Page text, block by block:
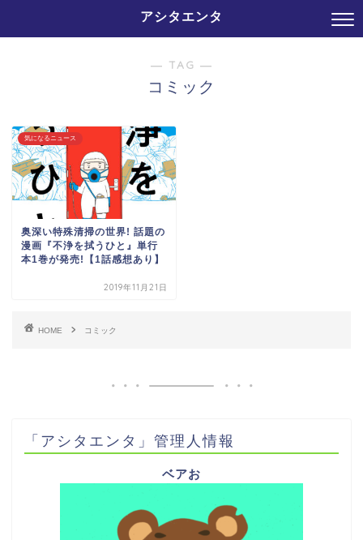
アシタエンタ
― TAG ―
コミック
気になるニュース
奥深い特殊清掃の世界! 話題の
漫画『不浄を拭うひと』単行
本1巻が発売!【1話感想あり】
2019年11月21日
HOME コミック
「アシタエンタ」管理人情報
ベアお